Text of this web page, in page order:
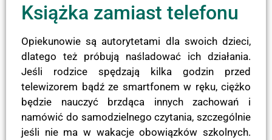
Książka zamiast telefonu
Opiekunowie są autorytetami dla swoich dzieci,
dlatego też próbują naśladować ich działania.
Jeśli rodzice spędzają kilka godzin przed
telewizorem bądź ze smartfonem w ręku, ciężko
będzie nauczyć brzdąca innych zachowań i
namówić do samodzielnego czytania, szczególnie
jeśli nie ma w wakacje obowiązków szkolnych.